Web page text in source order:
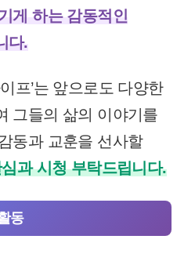
게 하는 감동적인
다.
프’는 앞으로도 다양한
그들의 삶의 이야기를
동과 교훈을 선사할
과 시청 부탁드립니다.
동